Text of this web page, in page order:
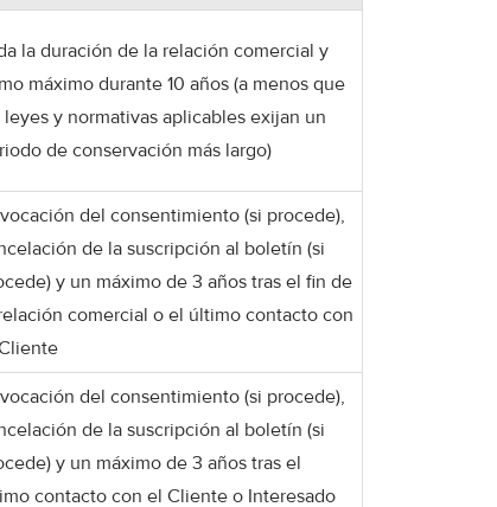
la duración de la relación comercial y
máximo durante 10 años (a menos que
leyes y normativas aplicables exijan un
de conservación más largo)
del consentimiento (si procede),
de la suscripción al boletín (si
y un máximo de 3 años tras el fin de
comercial o el último contacto con
del consentimiento (si procede),
de la suscripción al boletín (si
y un máximo de 3 años tras el
contacto con el Cliente o Interesado